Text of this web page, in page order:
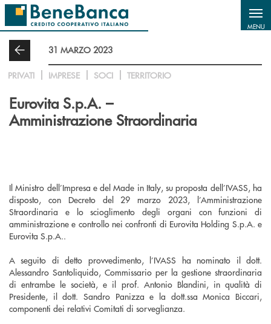
Salta al contenuto principale
MENU
31 MARZO 2023
PRIVATI IMPRESE SOCI TERRITORIO
Eurovita S.p.A. –
Amministrazione Straordinaria
Il Ministro dell’Impresa e del Made in Italy, su proposta dell’IVASS, ha
disposto, con Decreto del 29 marzo 2023, l’Amministrazione
Straordinaria e lo scioglimento degli organi con funzioni di
amministrazione e controllo nei confronti di Eurovita Holding S.p.A. e
Eurovita S.p.A..
A seguito di detto provvedimento, l’IVASS ha nominato il dott.
Alessandro Santoliquido, Commissario per la gestione straordinaria
di entrambe le società, e il prof. Antonio Blandini, in qualità di
Presidente, il dott. Sandro Panizza e la dott.ssa Monica Biccari,
componenti dei relativi Comitati di sorveglianza.